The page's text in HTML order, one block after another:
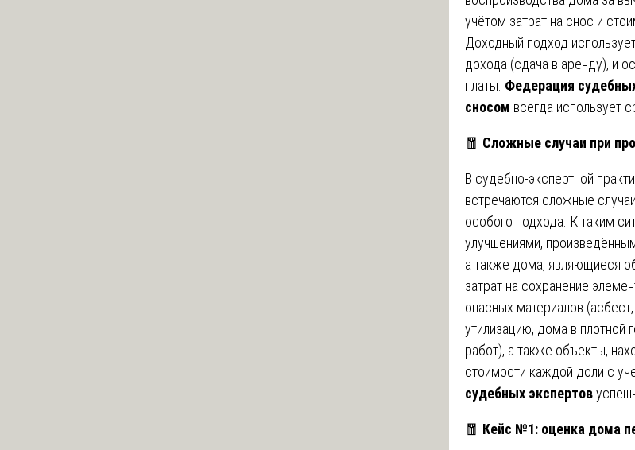
учётом затрат на снос и
Доходный подход
дохода (сдача в аренду), и
платы. Федерация
сносом всегда использует
🧧 Сложные случаи при
В судебно-экспертной
встречаются сложные
особого подхода. К таким
улучшениями,
а также дома, являющиеся
затрат на сохранение
опасных материалов
утилизацию, дома в плотной
работ), а также объекты,
стоимости каждой доли с
судебных экспертов
🧧 Кейс №1: оценка дома